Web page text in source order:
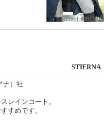
STIERNA
ナ）社
レインコート。
すめです。